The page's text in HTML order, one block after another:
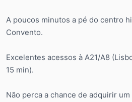
A poucos minutos a pé do centro
Convento.
Excelentes acessos à A21/A8
15 min).
Não perca a chance de adquirir